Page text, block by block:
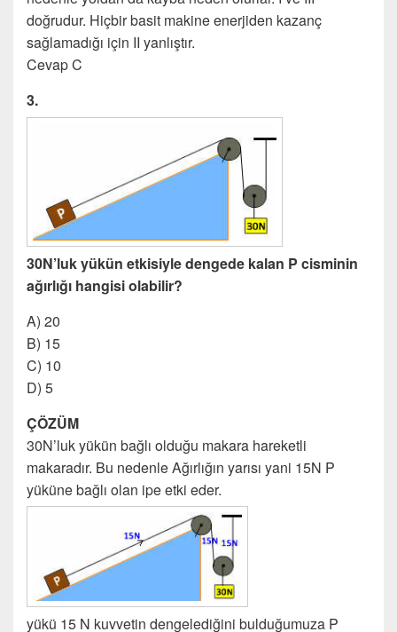
doğrudur. Hiçbir basit makine enerjiden kazanç
sağlamadığı için II yanlıştır.
Cevap C
3.
30N’luk yükün etkisiyle dengede kalan P cisminin
ağırlığı hangisi olabilir?
A) 20
B) 15
C) 10
D) 5
ÇÖZÜM
30N’luk yükün bağlı olduğu makara hareketli
makaradır. Bu nedenle Ağırlığın yarısı yani 15N P
yüküne bağlı olan ipe etki eder.
yükü 15 N kuvvetin dengelediğini bulduğumuza P